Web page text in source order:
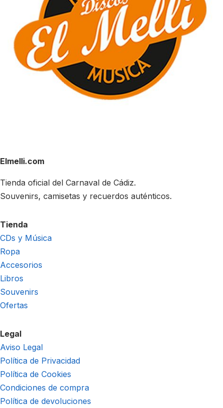
Elmelli.com
Tienda oficial del Carnaval de Cádiz.
Souvenirs, camisetas y recuerdos auténticos.
Tienda
CDs y Música
Ropa
Accesorios
Libros
Souvenirs
Ofertas
Legal
Aviso Legal
Política de Privacidad
Política de Cookies
Condiciones de compra
Política de devoluciones